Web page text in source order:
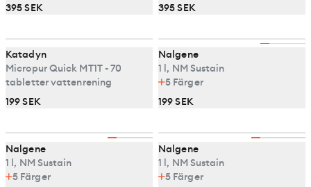
395 SEK
395 SEK
Katadyn
Micropur Quick MT1T - 70
tabletter vattenrening
199 SEK
Nalgene
1 l, NM Sustain
5 Färger
199 SEK
Nalgene
1 l, NM Sustain
5 Färger
Nalgene
1 l, NM Sustain
5 Färger